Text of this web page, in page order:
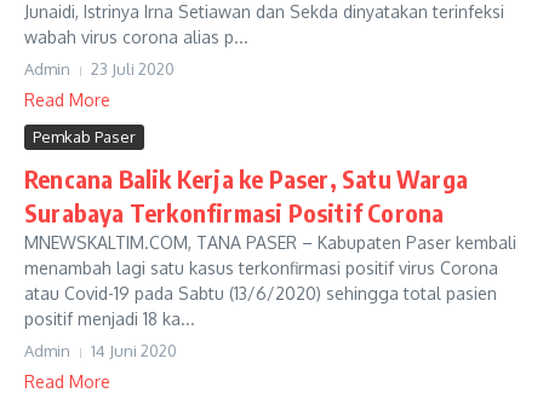
Junaidi, Istrinya Irna Setiawan dan Sekda dinyatakan terinfeksi
wabah virus corona alias p...
Admin 23 Juli 2020
Read More
Pemkab Paser
Rencana Balik Kerja ke Paser, Satu Warga
Surabaya Terkonfirmasi Positif Corona
MNEWSKALTIM.COM, TANA PASER – Kabupaten Paser kembali
menambah lagi satu kasus terkonfirmasi positif virus Corona
atau Covid-19 pada Sabtu (13/6/2020) sehingga total pasien
positif menjadi 18 ka...
Admin 14 Juni 2020
Read More